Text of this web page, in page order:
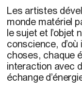
Les artistes
monde matériel
le sujet et l’objet
conscience,
choses, chaque
interaction avec
échange